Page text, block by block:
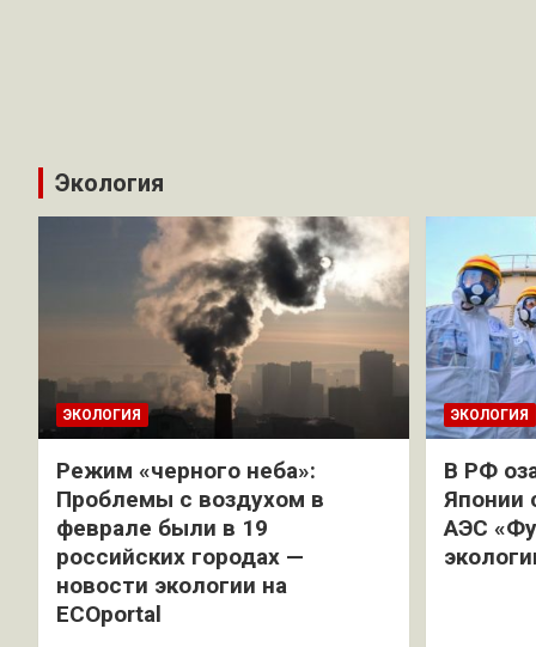
Экология
ЭКОЛОГИЯ
Режим «черного неба»:
Проблемы с воздухом в
феврале были в 19
российских городах —
новости экологии на
ECOportal
ЭКОЛОГИЯ
В РФ
Японии
АЭС